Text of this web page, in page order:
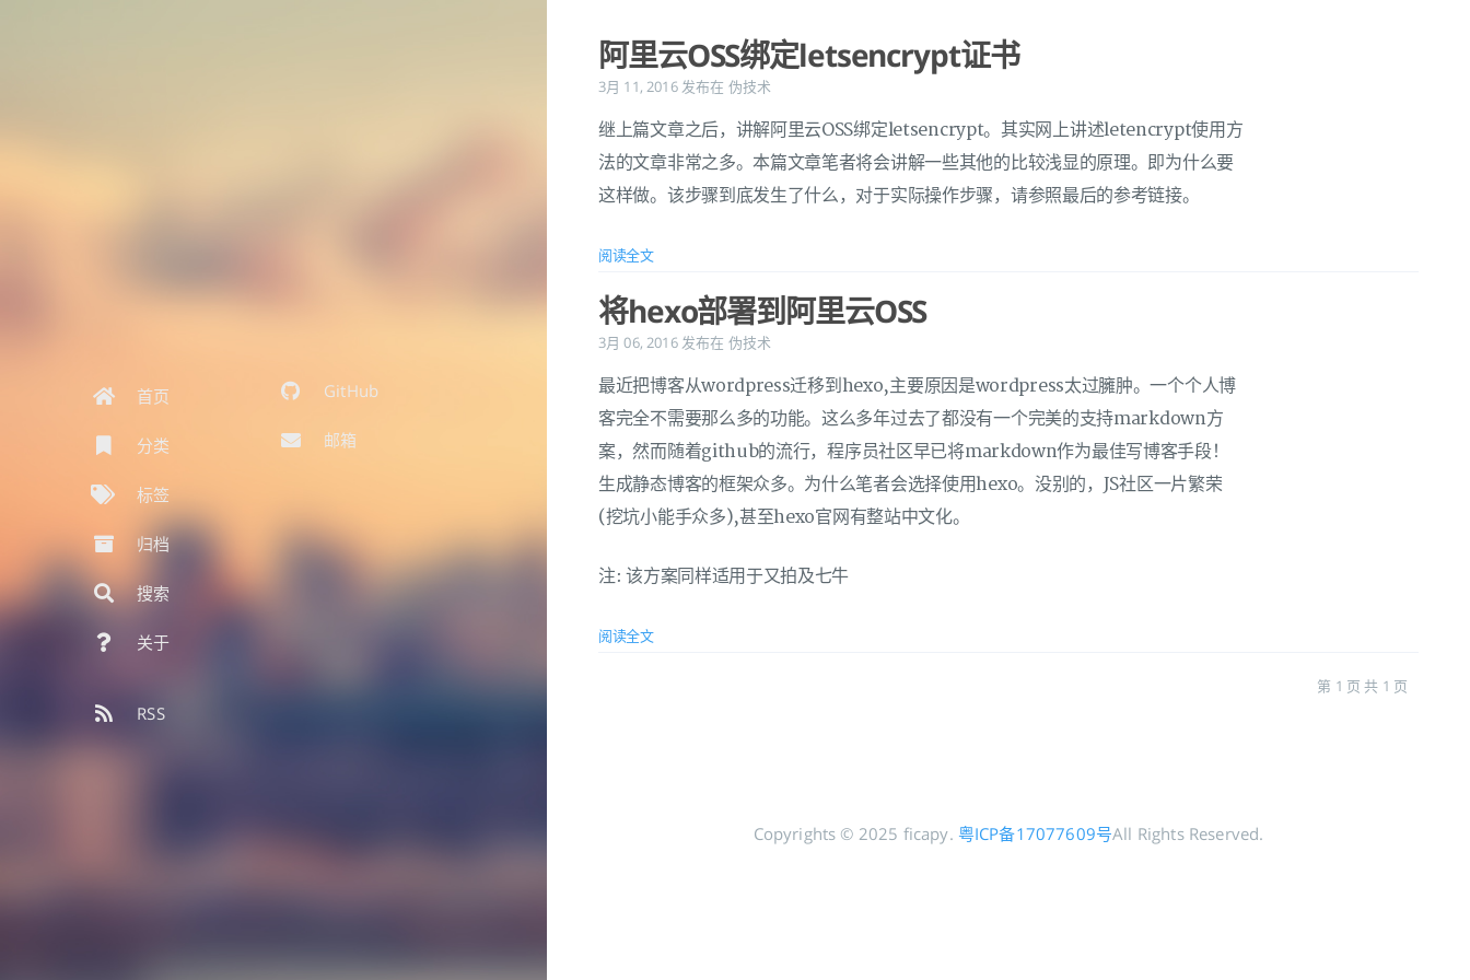
首页
分类
标签
归档
搜索
关于
GitHub
邮箱
RSS
阿里云OSS绑定letsencrypt证书
3月 11, 2016 发布在 伪技术
继上篇文章之后，讲解阿里云OSS绑定letsencrypt。其实网上讲述letencrypt使用方
法的文章非常之多。本篇文章笔者将会讲解一些其他的比较浅显的原理。即为什么要
这样做。该步骤到底发生了什么，对于实际操作步骤，请参照最后的参考链接。
阅读全文
将hexo部署到阿里云OSS
3月 06, 2016 发布在 伪技术
最近把博客从wordpress迁移到hexo,主要原因是wordpress太过臃肿。一个个人博
客完全不需要那么多的功能。这么多年过去了都没有一个完美的支持markdown方
案，然而随着github的流行，程序员社区早已将markdown作为最佳写博客手段！
生成静态博客的框架众多。为什么笔者会选择使用hexo。没别的，JS社区一片繁荣
(挖坑小能手众多),甚至hexo官网有整站中文化。
注: 该方案同样适用于又拍及七牛
阅读全文
第 1 页 共 1 页
Copyrights © 2025 ficapy. 粤ICP备17077609号All Rights Reserved.